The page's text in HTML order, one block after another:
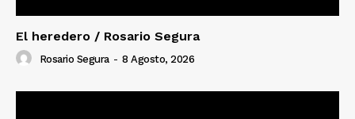
El heredero / Rosario Segura
Rosario Segura - 8 Agosto, 2026